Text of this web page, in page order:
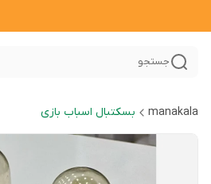
جستجو
manakala بسکتبال اسباب بازی